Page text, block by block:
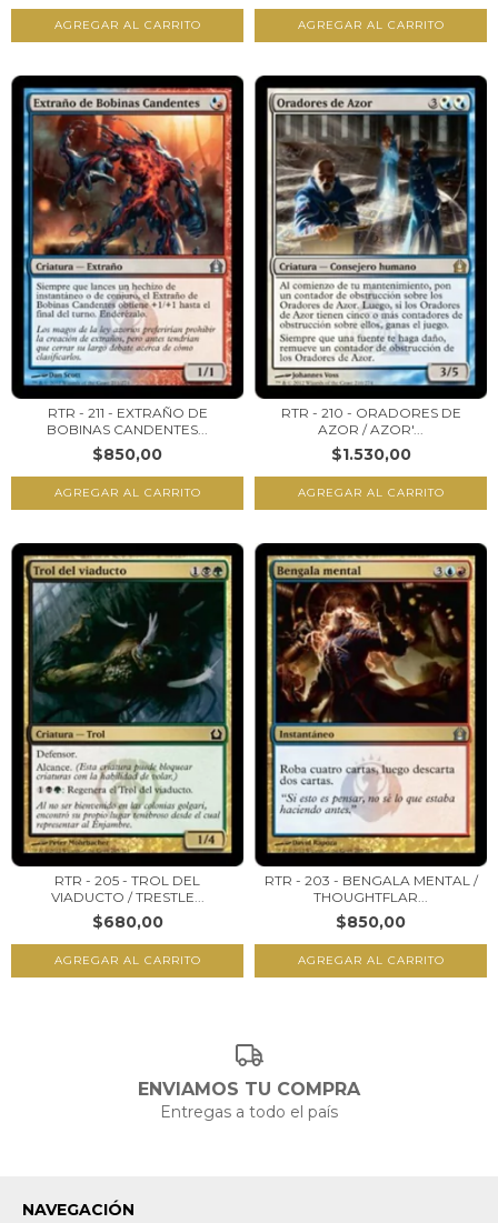
RTR - 211 - EXTRAÑO DE
BOBINAS CANDENTES...
$850,00
RTR - 210 - ORADORES DE
AZOR / AZOR'...
$1.530,00
RTR - 205 - TROL DEL
VIADUCTO / TRESTLE...
$680,00
RTR - 203 - BENGALA MENTAL /
THOUGHTFLAR...
$850,00
ENVIAMOS TU COMPRA
Entregas a todo el país
NAVEGACIÓN